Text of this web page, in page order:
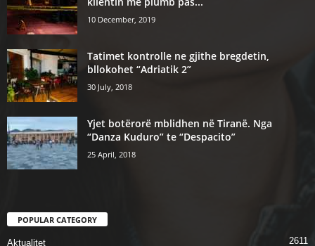
10 December, 2019
Tatimet kontrolle ne gjithe bregdetin,
bllokohet “Adriatik 2”
30 July, 2018
Yjet botërorë mblidhen në Tiranë. Nga
“Danza Kuduro” te “Despacito”
25 April, 2018
POPULAR CATEGORY
Aktualitet 2611